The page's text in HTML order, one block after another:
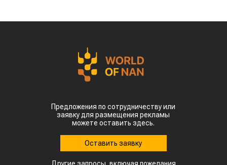
Предложения по сотрудничеству или
заявку для размещения рекламы
можете оставить здесь.
Оставить заявку